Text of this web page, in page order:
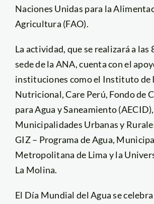
Naciones Unidas para la
Agricultura (FAO).
La actividad, que se realizará a las
sede de la ANA, cuenta con el
instituciones como el Instituto de
Nutricional, Care Perú, Fondo de
para Agua y Saneamiento
Municipalidades Urbanas y
GIZ – Programa de Agua,
Metropolitana de Lima y la
La Molina.
El Día Mundial del Agua se